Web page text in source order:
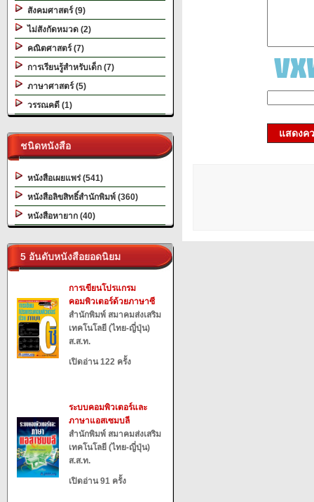
สังคมศาสตร์ (9)
ไม่สังกัดหมวด (2)
คณิตศาสตร์ (7)
การเรียนรู้สำหรับเด็ก (7)
ภาษาศาสตร์ (5)
วรรณคดี (1)
ชนิดหนังสือ
หนังสือเผยแพร่ (541)
หนังสือลิขสิทธิ์สำนักพิมพ์ (360)
หนังสือหายาก (40)
5 อันดับหนังสือยอดนิยม
การเขียนโปรแกรม
คอมพิวเตอร์ด้วยภาษาซี
สำนักพิมพ์ สมาคมส่งเสริม
เทคโนโลยี (ไทย-ญี่ปุ่น)
ส.ส.ท.
เปิดอ่าน 122 ครั้ง
ระบบคอมพิวเตอร์และ
ภาษาแอสเซมบลี
สำนักพิมพ์ สมาคมส่งเสริม
เทคโนโลยี (ไทย-ญี่ปุ่น)
ส.ส.ท.
เปิดอ่าน 91 ครั้ง
แสดงค